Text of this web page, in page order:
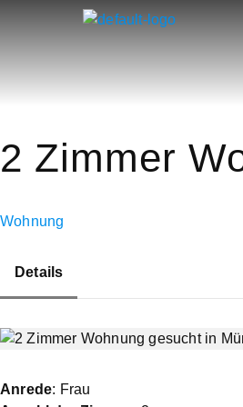
2 Zimmer
Wohnung
Details
Anrede: Frau